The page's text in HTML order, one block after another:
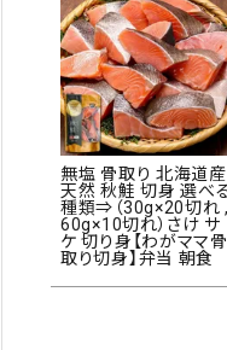
牡蠣・カキ
魚卵
イクラ
たらこ・明太子
無塩 骨取り 北海道産
天然 秋鮭 切身 選べ
種類⇒（30g×20切れ ,
60g×10切れ）さけ サ
ケ 切り身【わがママ骨
取り切身】弁当 朝食